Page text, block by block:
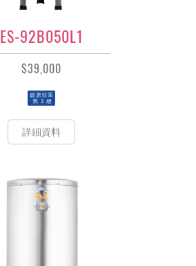
ES-92B050L1
$39,000
詳細資料